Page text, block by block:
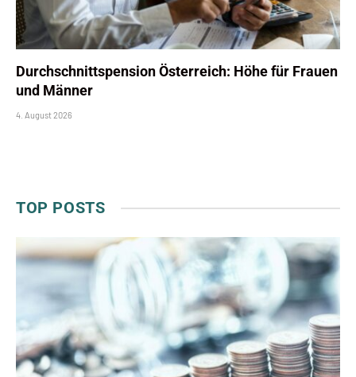
Durchschnittspension Österreich: Höhe für Frauen
und Männer
4. August 2026
TOP POSTS